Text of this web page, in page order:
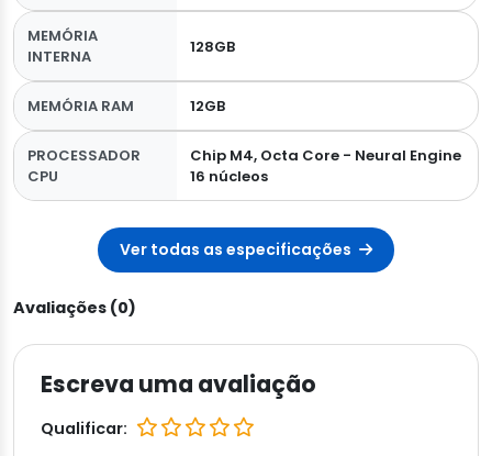
MEMÓRIA
INTERNA
128GB
MEMÓRIA RAM 12GB
PROCESSADOR
CPU
Chip M4, Octa Core - Neural Engine
16 núcleos
Ver todas as especificações
Avaliações (0)
Escreva uma avaliação
Qualificar: